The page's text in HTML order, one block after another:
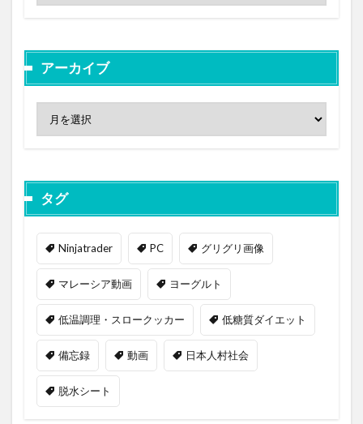
アーカイブ
タグ
Ninjatrader PC グリグリ画像
マレーシア動画 ヨーグルト
低温調理・スロークッカー 低糖質ダイエット
備忘録 動画 日本人村社会
脱水シート